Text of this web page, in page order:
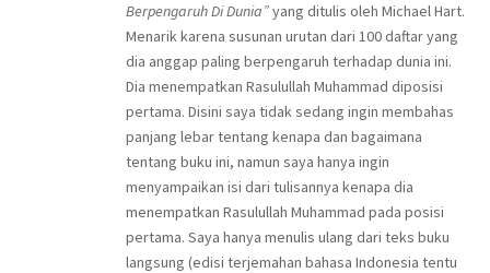
Berpengaruh Di Dunia”yang ditulis oleh Michael Hart.
Menarik karena susunan urutan dari 100 daftar yang
dia anggap paling berpengaruh terhadap dunia ini.
Dia menempatkan Rasulullah Muhammad diposisi
pertama. Disini saya tidak sedang ingin membahas
panjang lebar tentang kenapa dan bagaimana
tentang buku ini, namun saya hanya ingin
menyampaikan isi dari tulisannya kenapa dia
menempatkan Rasulullah Muhammad pada posisi
pertama. Saya hanya menulis ulang dari teks buku
langsung (edisi terjemahan bahasa Indonesia tentu